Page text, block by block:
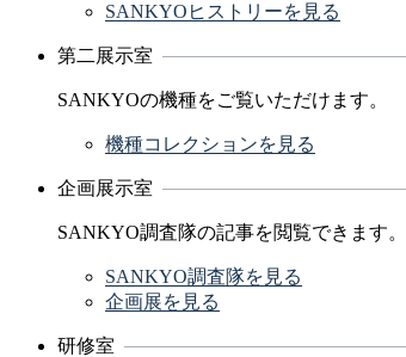
SANKYOヒストリーを見る
第二展示室
SANKYOの機種をご覧いただけます。
機種コレクションを見る
企画展示室
SANKYO調査隊の記事を閲覧できます。
SANKYO調査隊を見る
企画展を見る
研修室